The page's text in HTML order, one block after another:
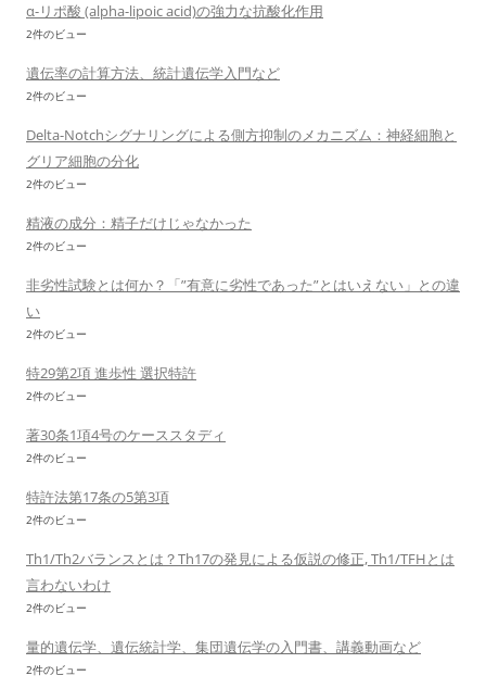
α-リポ酸 (alpha-lipoic acid)の強力な抗酸化作用
2件のビュー
遺伝率の計算方法、統計遺伝学入門など
2件のビュー
Delta-Notchシグナリングによる側方抑制のメカニズム：神経細胞と
グリア細胞の分化
2件のビュー
精液の成分：精子だけじゃなかった
2件のビュー
非劣性試験とは何か？「”有意に劣性であった”とはいえない」との違
い
2件のビュー
特29第2項 進歩性 選択特許
2件のビュー
著30条1項4号のケーススタディ
2件のビュー
特許法第17条の5第3項
2件のビュー
Th1/Th2バランスとは？Th17の発見による仮説の修正, Th1/TFHとは
言わないわけ
2件のビュー
量的遺伝学、遺伝統計学、集団遺伝学の入門書、講義動画など
2件のビュー